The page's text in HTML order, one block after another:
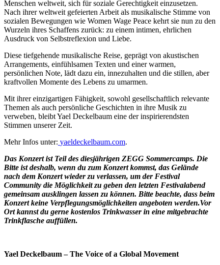
Menschen weltweit, sich für soziale Gerechtigkeit einzusetzen.
Nach ihrer weltweit gefeierten Arbeit als musikalische Stimme von
sozialen Bewegungen wie Women Wage Peace kehrt sie nun zu den
Wurzeln ihres Schaffens zurück: zu einem intimen, ehrlichen
Ausdruck von Selbstreflexion und Liebe.
Diese tiefgehende musikalische Reise, geprägt von akustischen
Arrangements, einfühlsamen Texten und einer warmen,
persönlichen Note, lädt dazu ein, innezuhalten und die stillen, aber
kraftvollen Momente des Lebens zu umarmen.
Mit ihrer einzigartigen Fähigkeit, sowohl gesellschaftlich relevante
Themen als auch persönliche Geschichten in ihre Musik zu
verweben, bleibt Yael Deckelbaum eine der inspirierendsten
Stimmen unserer Zeit.
Mehr Infos unter: yaeldeckelbaum.com.
Das Konzert ist Teil des diesjährigen ZEGG Sommercamps. Die
Bitte ist deshalb, wenn du zum Konzert kommst, das Gelände
nach dem Konzert wieder zu verlassen, um der Festival
Community die Möglichkeit zu geben den letzten Festivalabend
gemeinsam ausklingen lassen zu können. Bitte beachte, dass beim
Konzert keine Verpflegungsmöglichkeiten angeboten werden.Vor
Ort kannst du gerne kostenlos Trinkwasser in eine mitgebrachte
Trinkflasche auffüllen.
Yael Deckelbaum – The Voice of a Global Movement